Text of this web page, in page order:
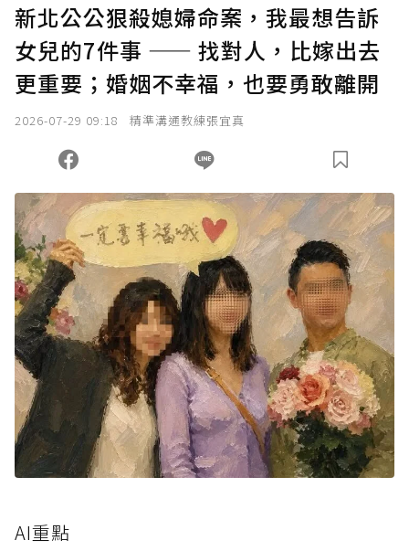
新北公公狠殺媳婦命案，我最想告訴
女兒的7件事 —— 找對人，比嫁出去
更重要；婚姻不幸福，也要勇敢離開
2026-07-29 09:18 精準溝通教練張宜真
AI重點